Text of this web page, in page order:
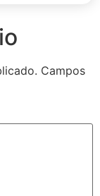
Campos